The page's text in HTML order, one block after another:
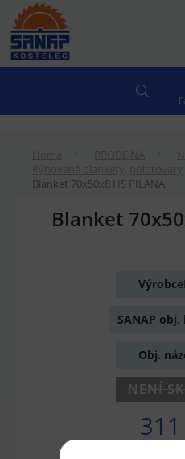
Blanket 70x50x8 HS PILANA
Blanket
Výrobce
SANAP obj.
Obj.
NENÍ